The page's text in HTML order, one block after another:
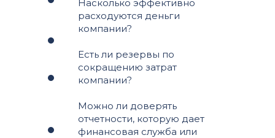
Насколько эффективно
расходуются деньги
компании?
Есть ли резервы по
сокращению затрат
компании?
Можно ли доверять
отчетности, которую дает
финансовая служба или